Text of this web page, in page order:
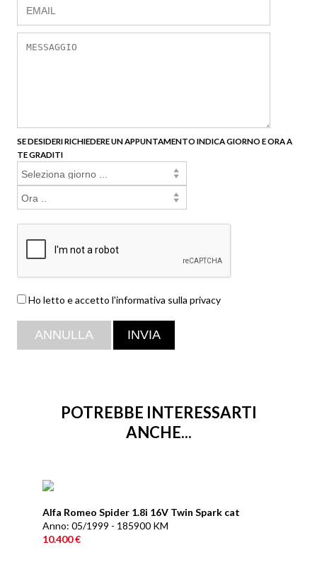
SE DESIDERI RICHIEDERE UN APPUNTAMENTO INDICA GIORNO E ORA A
TE GRADITI
Ho letto e accetto l'informativa sulla privacy
POTREBBE INTERESSARTI
ANCHE...
Alfa Romeo Spider 1.8i 16V Twin Spark cat
Anno: 05/1999 - 185900 KM
10.400 €